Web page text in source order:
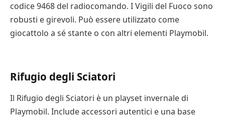
codice 9468 del radiocomando. I Vigili del Fuoco sono
robusti e girevoli. Può essere utilizzato come
giocattolo a sé stante o con altri elementi Playmobil.
Rifugio degli Sciatori
Il Rifugio degli Sciatori è un playset invernale di
Playmobil. Include accessori autentici e una base